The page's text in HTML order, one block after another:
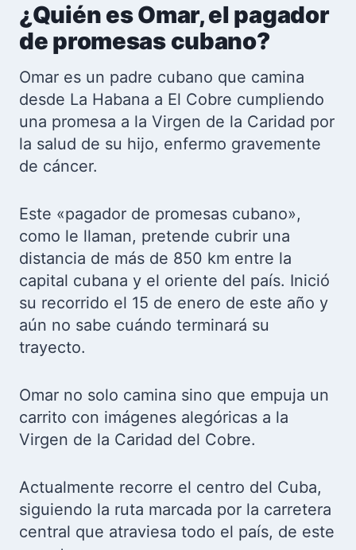
¿Quién es Omar, el pagador
de promesas cubano?
Omar es un padre cubano que camina
desde La Habana a El Cobre cumpliendo
una promesa a la Virgen de la Caridad por
la salud de su hijo, enfermo gravemente
de cáncer.
Este «pagador de promesas cubano»,
como le llaman, pretende cubrir una
distancia de más de 850 km entre la
capital cubana y el oriente del país. Inició
su recorrido el 15 de enero de este año y
aún no sabe cuándo terminará su
trayecto.
Omar no solo camina sino que empuja un
carrito con imágenes alegóricas a la
Virgen de la Caridad del Cobre.
Actualmente recorre el centro del Cuba,
siguiendo la ruta marcada por la carretera
central que atraviesa todo el país, de este